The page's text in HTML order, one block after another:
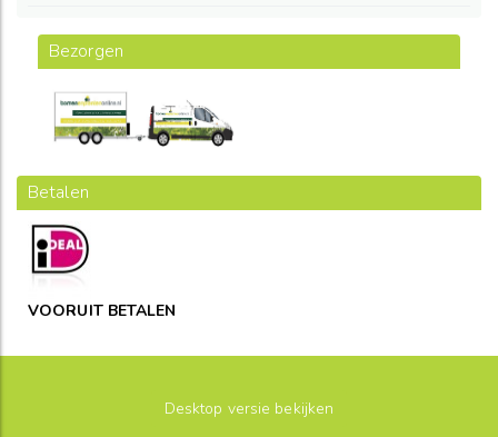
Bezorgen
Betalen
VOORUIT BETALEN
Desktop versie bekijken